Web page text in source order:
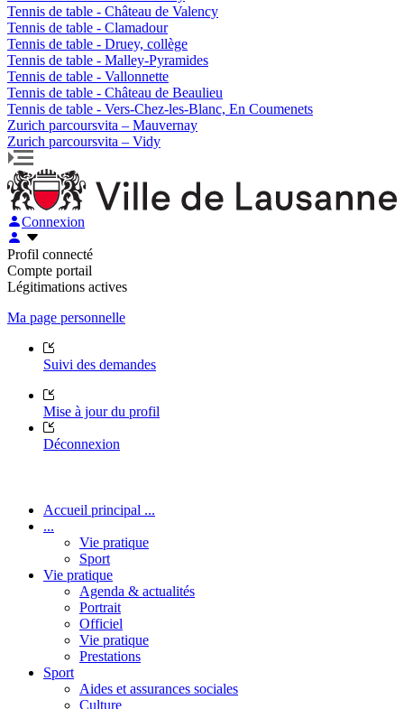
Tennis de table - Château de Valency
Tennis de table - Clamadour
Tennis de table - Druey, collège
Tennis de table - Malley-Pyramides
Tennis de table - Vallonnette
Tennis de table - Château de Beaulieu
Tennis de table - Vers-Chez-les-Blanc, En Coumenets
Zurich parcoursvita – Mauvernay
Zurich parcoursvita – Vidy
Connexion
Profil connecté
Compte portail
Légitimations actives
Ma page personnelle
Suivi des demandes
Mise à jour du profil
Déconnexion
Accueil principal ...
...
Vie pratique
Sport
Vie pratique
Agenda & actualités
Portrait
Officiel
Vie pratique
Prestations
Sport
Aides et assurances sociales
Culture